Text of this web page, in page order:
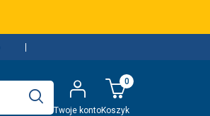
Twoje kontoKoszyk
0